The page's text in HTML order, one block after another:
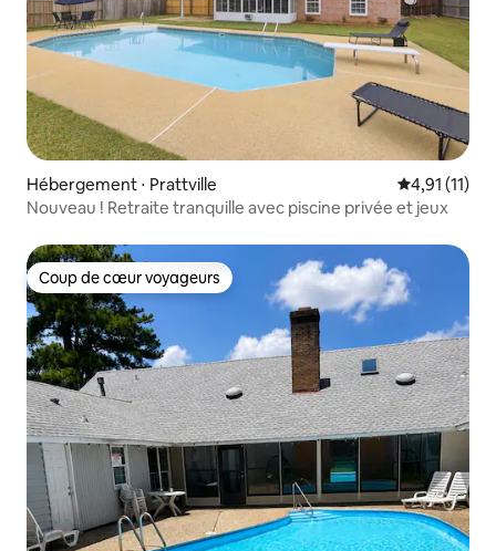
Hébergement ⋅ Prattville Évaluation
4,91 (11)
Nouveau ! Retraite tranquille avec piscine privée et jeux
Coup de cœur voyageurs
Coup de cœur voyageurs